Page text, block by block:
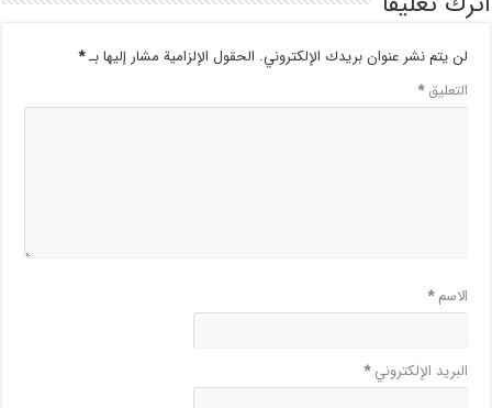
لن يتم نشر عنوان بريدك الإلكتروني. الحقول الإلزامية مشار إليها بـ*
التعليق*
الاسم*
البريد الإلكتروني*